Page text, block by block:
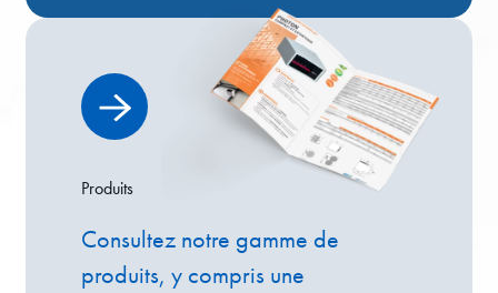
Produits
Consultez notre gamme de
produits, y compris une